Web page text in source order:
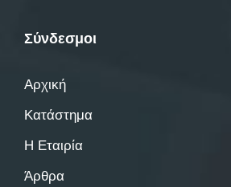
Σύνδεσμοι
Αρχική
Κατάστημα
Η Εταιρία
Άρθρα